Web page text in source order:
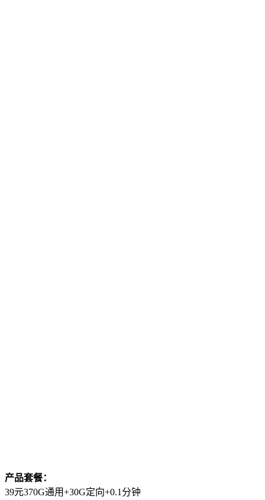
产品套餐：
39元370G通用+30G定向+0.1分钟